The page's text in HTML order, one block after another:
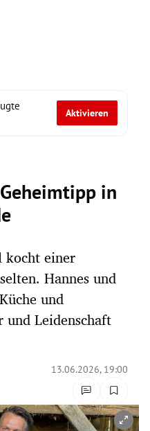
Aktivieren
in
einer
Hannes und
und
Leidenschaft
13.06.2026, 19:00